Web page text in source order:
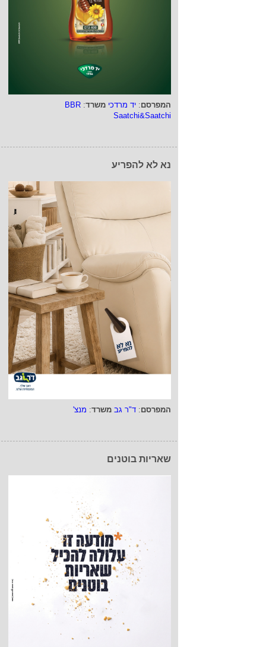
המפרסם: יד מרדכי משרד:
BBR
Saatchi&Saatchi
נא לא להפריע
המפרסם: ד"ר גב משרד: מנצ'
שאריות בוטנים